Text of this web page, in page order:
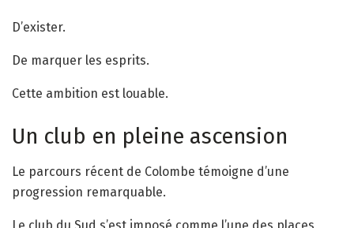
D’exister.
De marquer les esprits.
Cette ambition est louable.
Un club en pleine ascension
Le parcours récent de Colombe témoigne d’une
progression remarquable.
Le club du Sud s’est imposé comme l’une des places